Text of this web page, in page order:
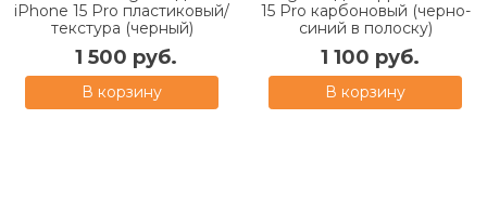
iPhone 15 Pro пластиковый/
текстура (черный)
1 500 руб.
В корзину
15 Pro карбоновый (черно-
синий в полоску)
1 100 руб.
В корзину